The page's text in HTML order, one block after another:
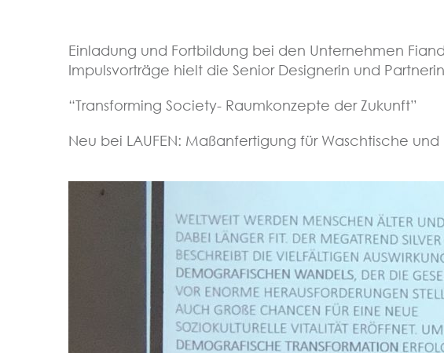
Einladung und Fortbildung bei den Unternehmen
Impulsvorträge hielt die Senior Designerin und
“Transforming Society- Raumkonzepte der Zukunft”
Neu bei LAUFEN: Maßanfertigung für Waschtische